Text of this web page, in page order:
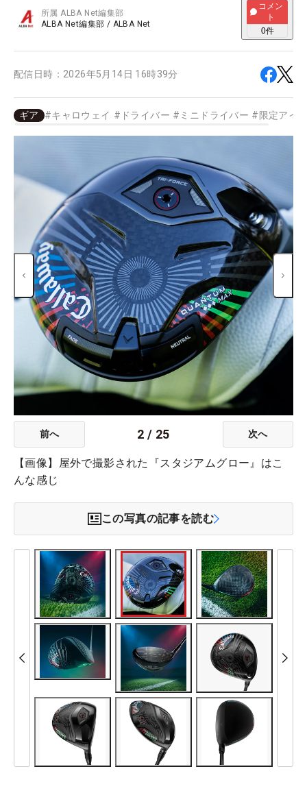
所属ALBA Net編集部
ALBA Net編集部 / ALBA Net
コメン
ト
0件
配信日時： 2026年5月14日 16時39分
ギア #キャロウェイ # ドライバー # ミニドライバー # 限定アイ
前へ 2 / 25 次へ
【画像】屋外で撮影された『スタジアムグロー』はこ
んな感じ
この写真の記事を読む